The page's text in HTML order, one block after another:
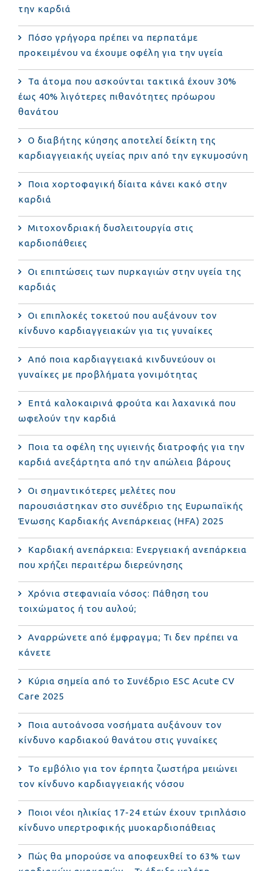
την καρδιά
Πόσο γρήγορα πρέπει να περπατάμε
προκειμένου να έχουμε οφέλη για την υγεία
Τα άτομα που ασκούνται τακτικά έχουν 30%
έως 40% λιγότερες πιθανότητες πρόωρου
θανάτου
Ο διαβήτης κύησης αποτελεί δείκτη της
καρδιαγγειακής υγείας πριν από την εγκυμοσύνη
Ποια χορτοφαγική δίαιτα κάνει κακό στην
καρδιά
Μιτοχονδριακή δυσλειτουργία στις
καρδιοπάθειες
Οι επιπτώσεις των πυρκαγιών στην υγεία της
καρδιάς
Οι επιπλοκές τοκετού που αυξάνουν τον
κίνδυνο καρδιαγγειακών για τις γυναίκες
Από ποια καρδιαγγειακά κινδυνεύουν οι
γυναίκες με προβλήματα γονιμότητας
Επτά καλοκαιρινά φρούτα και λαχανικά που
ωφελούν την καρδιά
Ποια τα οφέλη της υγιεινής διατροφής για την
καρδιά ανεξάρτητα από την απώλεια βάρους
Οι σημαντικότερες μελέτες που
παρουσιάστηκαν στο συνέδριο της Ευρωπαϊκής
Ένωσης Καρδιακής Ανεπάρκειας (HFA) 2025
Καρδιακή ανεπάρκεια: Ενεργειακή ανεπάρκεια
που χρήζει περαιτέρω διερεύνησης
Χρόνια στεφανιαία νόσος: Πάθηση του
τοιχώματος ή του αυλού;
Αναρρώνετε από έμφραγμα; Τι δεν πρέπει να
κάνετε
Κύρια σημεία από το Συνέδριο ESC Acute CV
Care 2025
Ποια αυτοάνοσα νοσήματα αυξάνουν τον
κίνδυνο καρδιακού θανάτου στις γυναίκες
Το εμβόλιο για τον έρπητα ζωστήρα μειώνει
τον κίνδυνο καρδιαγγειακής νόσου
Ποιοι νέοι ηλικίας 17-24 ετών έχουν τριπλάσιο
κίνδυνο υπερτροφικής μυοκαρδιοπάθειας
Πώς θα μπορούσε να αποφευχθεί το 63% των